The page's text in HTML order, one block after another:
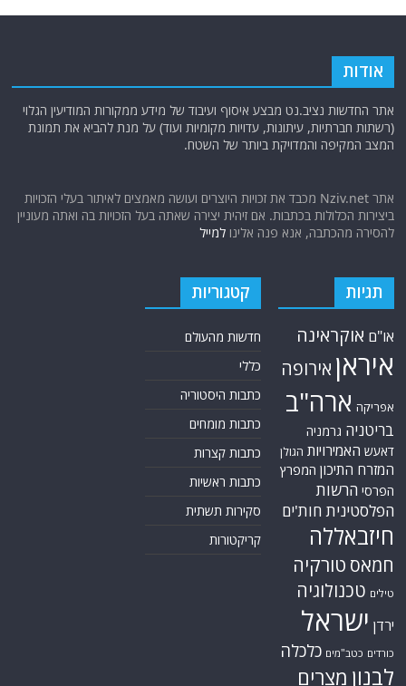
אודות
אתר החדשות נציב.נט מבצע איסוף ועיבוד של מידע ממקורות המודיעין הגלוי
(רשתות חברתיות, עיתונות, עדויות מקומיות ועוד) על מנת להביא את תמונת
המצב המקיפה והמדויקת ביותר של השטח.
אתר Nziv.net מכבד את זכויות היוצרים ועושה מאמצים לאיתור בעלי הזכויות
ביצירות הכלולות בכתבות. אם זיהית יצירה שאתה בעל הזכויות בה ואתה מעוניין
להסירה מהכתבה, אנא פנה אלינולמייל
תגיות
או"ם אוקראינה
איראן אירופה
אפריקה ארה"ב
בריטניה גרמניה
דאעש האמירויות הגולן
המזרח התיכון המפרץ
הפרסי הרשות
הפלסטינית חות'ים
חיזבאללה
חמאס טורקיה
טילים טכנולוגיה
ירדן ישראל
כורדים כטב"מים כלכלה
לבנון מצרים
קטגוריות
חדשות מהעולם
כללי
כתבות היסטוריה
כתבות מומחים
כתבות קצרות
כתבות ראשיות
סקירות תשתית
קריקטורות